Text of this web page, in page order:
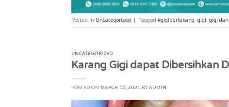
Posted in Uncategorized | Tagged #gigiberlubang, gigi, gigi
UNCATEGORIZED
Karang Gigi dapat Dibersihkan
POSTED ON MARCH 10, 2021 BY ADMIN